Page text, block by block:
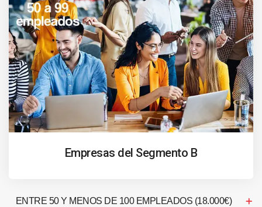
Empresas del Segmento B
ENTRE 50 Y MENOS DE 100 EMPLEADOS (18.000€)